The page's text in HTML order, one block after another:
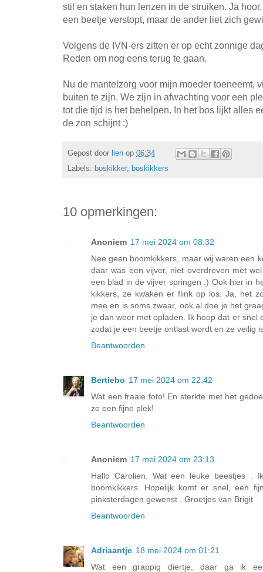
stil en staken hun lenzen in de struiken. Ja
een beetje verstopt, maar de ander liet zich
Volgens de IVN-ers zitten er op echt zonnige
Reden om nog eens terug te gaan.
Nu de mantelzorg voor mijn moeder toeneemt,
buiten te zijn. We zijn in afwachting voor een
tot die tijd is het behelpen. In het bos lijkt alles
de zon schijnt :)
Gepost door lien op 06:34
Labels: boskikker, boskikkers
10 opmerkingen:
Anoniem 17 mei 2024 om 08:32
Nee geen boomkikkers, maar wij waren een
daar was een vijver, niet overdreven met
een blad in de vijver springen :) Ook hier in
kikkers, ze kwaken er flink op los. Ja, het
mee en is soms zwaar, ook al doe je het
je dan weer met opladen. Ik hoop dat er snel
zodat je een beetje ontlast wordt en ze veilig
Beantwoorden
Bertiebo 17 mei 2024 om 22:42
Wat een fraaie foto! En sterkte met het
ze een fijne plek!
Beantwoorden
Anoniem 17 mei 2024 om 23:13
Hallo Carolien. Wat een leuke beestjes .
boomkikkers. Hopelijk komt er snel, een
pinksterdagen gewenst . Groetjes van Brigit
Beantwoorden
Adriaantje 18 mei 2024 om 01:21
Wat een grappig diertje, daar ga ik